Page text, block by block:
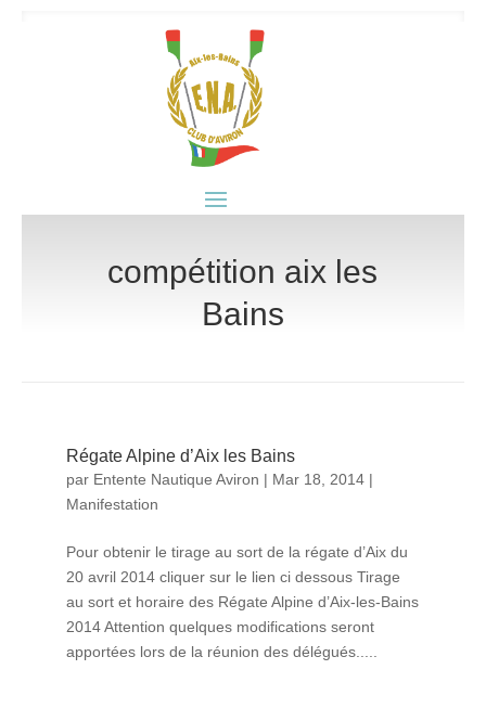
compétition aix les
Bains
Régate Alpine d’Aix les Bains
par Entente Nautique Aviron | Mar 18, 2014|
Manifestation
Pour obtenir le tirage au sort de la régate d’Aix du
20 avril 2014 cliquer sur le lien ci dessous Tirage
au sort et horaire des Régate Alpine d’Aix-les-Bains
2014 Attention quelques modifications seront
apportées lors de la réunion des délégués.....